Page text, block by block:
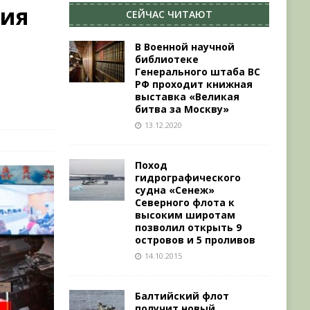
СЕЙЧАС ЧИТАЮТ
В Военной научной
библиотеке
Генерального штаба ВС
РФ проходит книжная
выставка «Великая
битва за Москву»
13.12.2020
Поход
гидрографического
судна «Сенеж»
Северного флота к
высоким широтам
позволил открыть 9
островов и 5 проливов
14.10.2015
Балтийский флот